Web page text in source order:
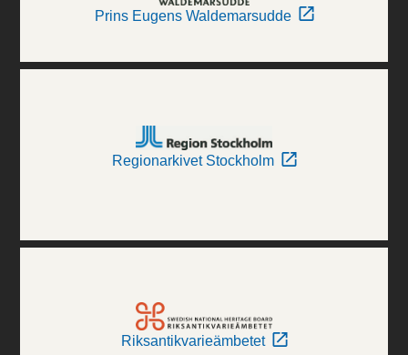
Prins Eugens Waldemarsudde
Regionarkivet Stockholm
Riksantikvarieämbetet